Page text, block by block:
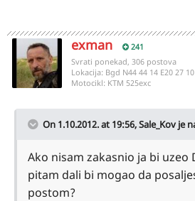
exman 241
Svrati ponekad, 306 postova
Lokacija: Bgd N44 44 14 E20 27 10
Motocikl: KTM 525exc
On 1.10.2012. at 19:56, Sale_Kov je
Ako nisam zakasnio ja bi uzeo
pitam dali bi mogao da
postom?